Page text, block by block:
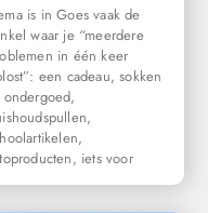
is in Goes vaak de
waar je “meerdere
in één keer
een cadeau, sokken
iets voor